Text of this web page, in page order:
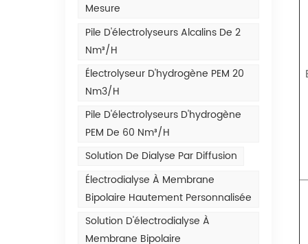
Mesure
Pile D'électrolyseurs Alcalins De 2
Nm³/h
Électrolyseur D'hydrogène PEM 20
Nm3/h
Pile D'électrolyseurs D'hydrogène
PEM De 60 Nm³/h
Solution De Dialyse Par Diffusion
Électrodialyse À Membrane
Bipolaire Hautement Personnalisée
Solution D'électrodialyse À
Membrane Bipolaire